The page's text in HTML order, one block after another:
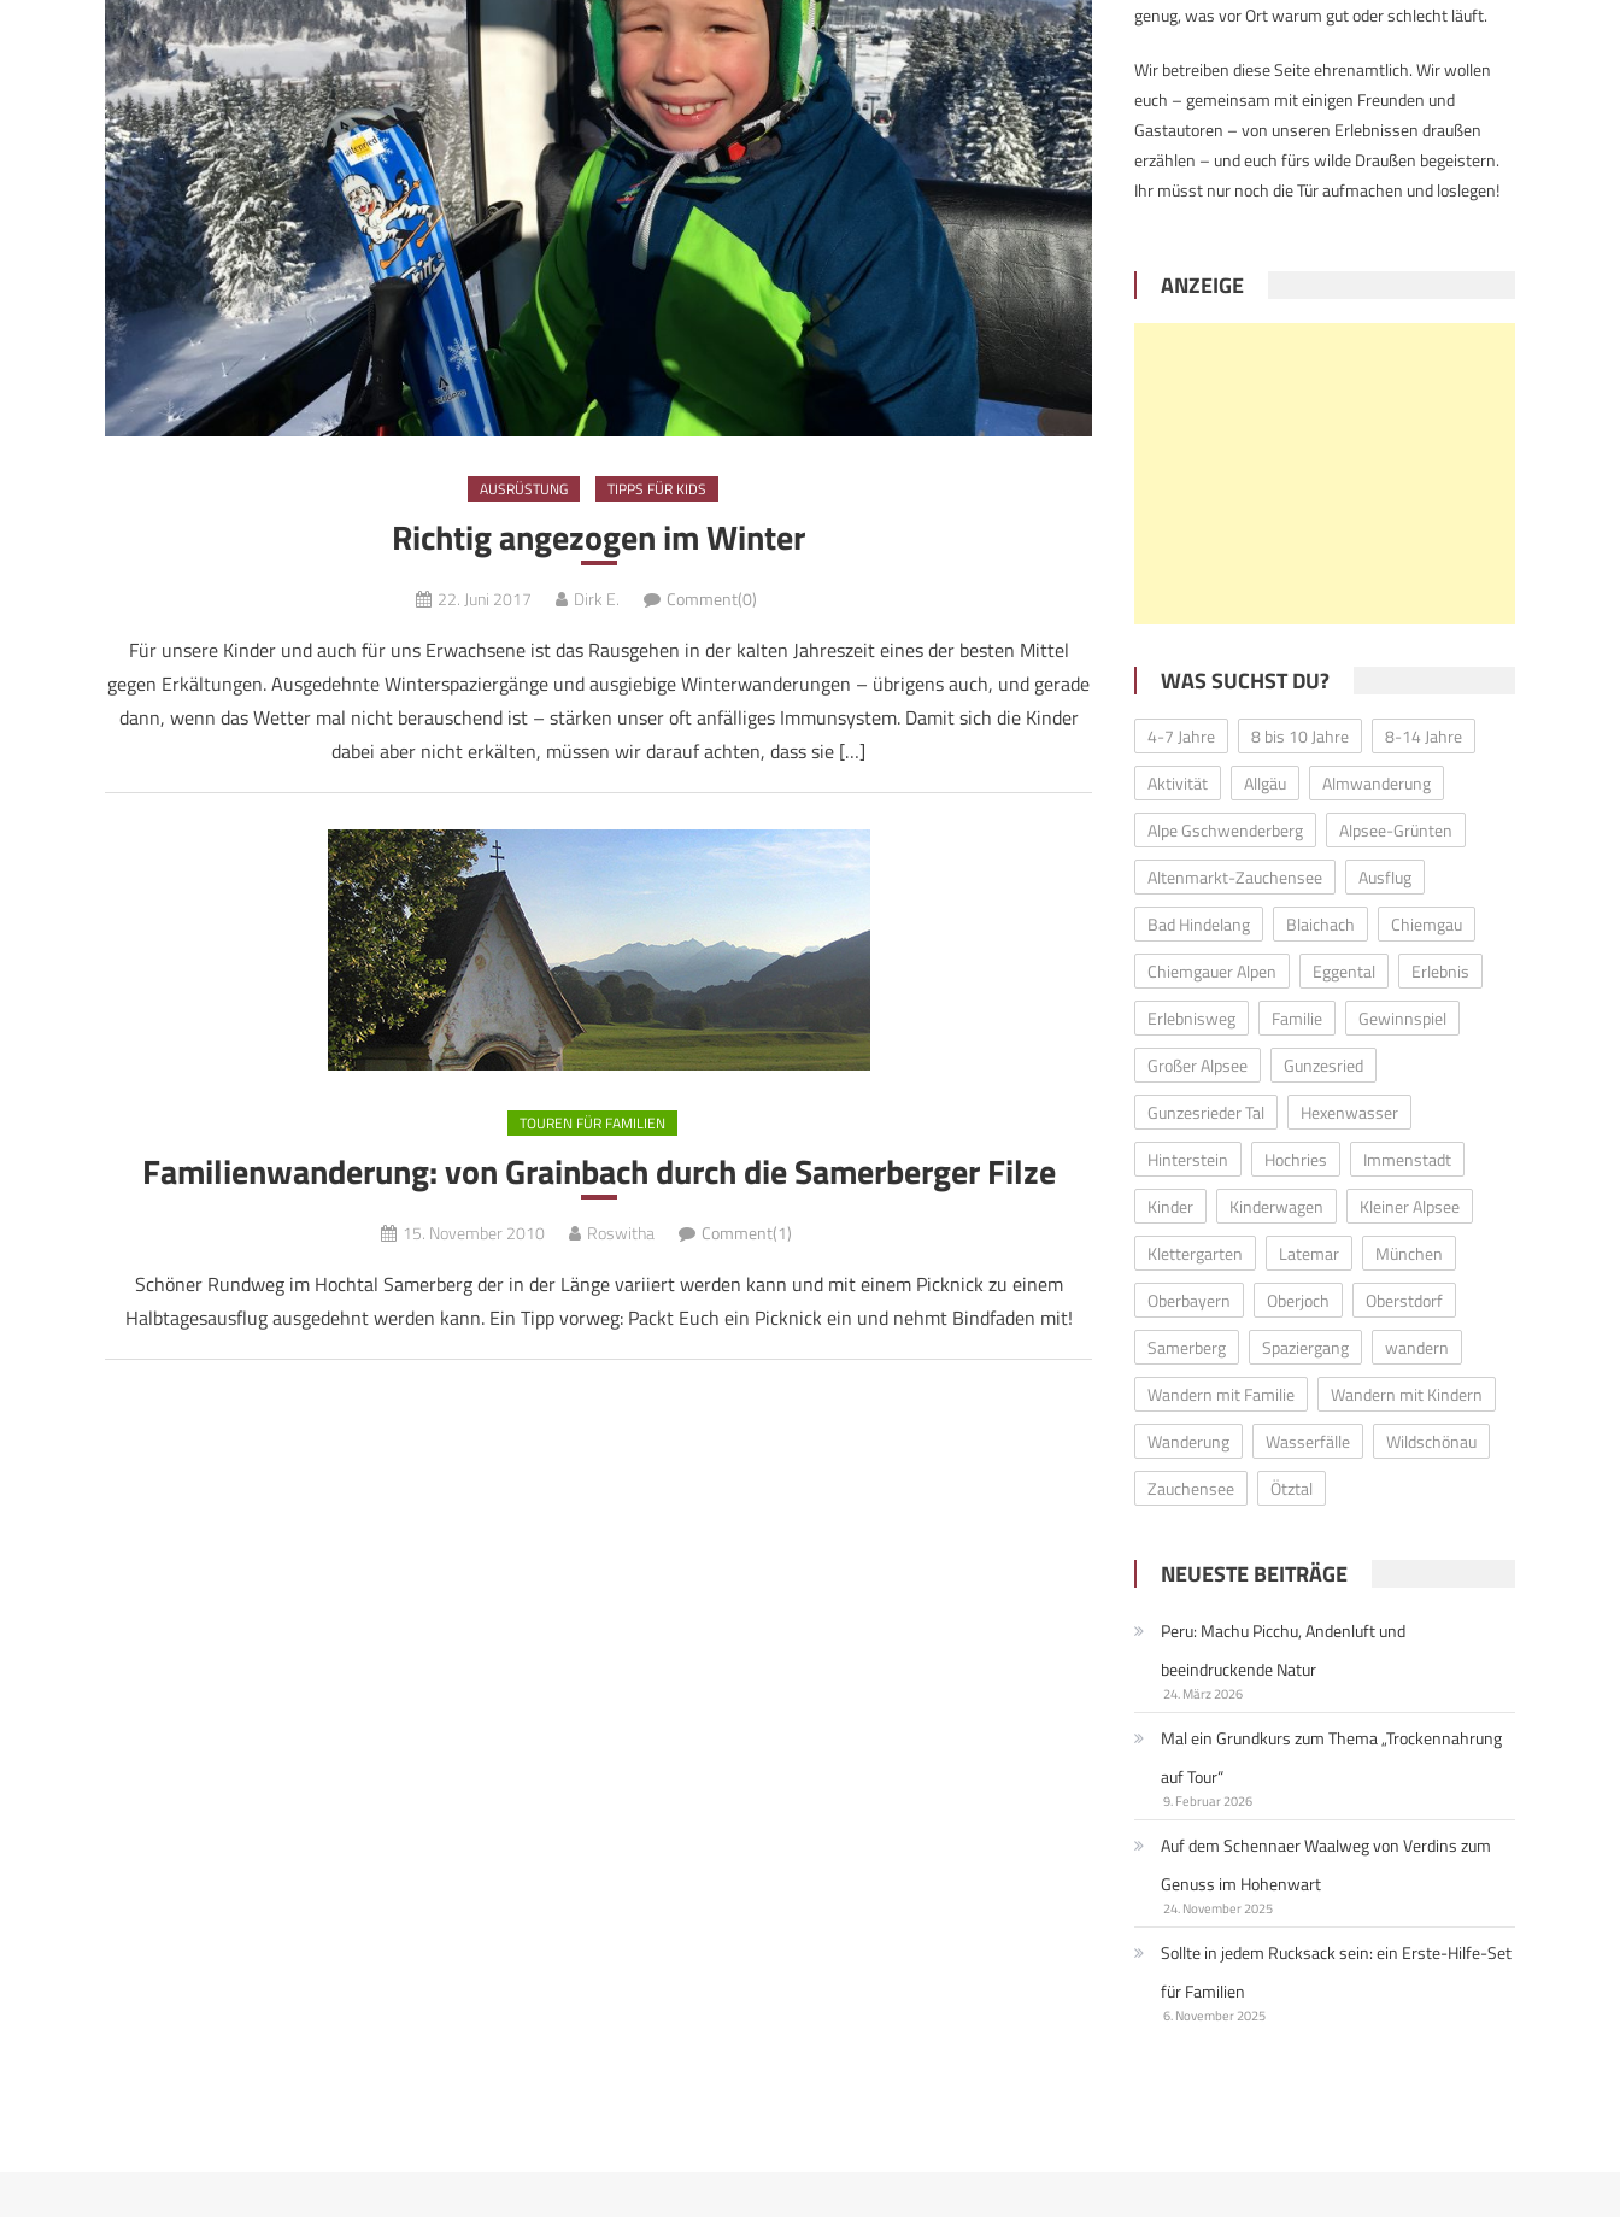
AUSRÜSTUNG TIPPS FÜR KIDS
Richtig angezogen im Winter
22. Juni 2017 Dirk E. Comment(0)
Für unsere Kinder und auch für uns Erwachsene ist das Rausgehen in der kalten Jahreszeit eines der besten Mittel
gegen Erkältungen. Ausgedehnte Winterspaziergänge und ausgiebige Winterwanderungen – übrigens auch, und gerade
dann, wenn das Wetter mal nicht berauschend ist – stärken unser oft anfälliges Immunsystem. Damit sich die Kinder
dabei aber nicht erkälten, müssen wir darauf achten, dass sie […]
TOUREN FÜR FAMILIEN
Familienwanderung: von Grainbach durch die Samerberger Filze
15. November 2010 Roswitha Comment(1)
Schöner Rundweg im Hochtal Samerberg der in der Länge variiert werden kann und mit einem Picknick zu einem
Halbtagesausflug ausgedehnt werden kann. Ein Tipp vorweg: Packt Euch ein Picknick ein und nehmt Bindfaden mit!
genug, was vor Ort warum gut oder schlecht läuft.
Wir betreiben diese Seite ehrenamtlich. Wir wollen
euch – gemeinsam mit einigen Freunden und
Gastautoren – von unseren Erlebnissen draußen
erzählen – und euch fürs wilde Draußen begeistern.
Ihr müsst nur noch die Tür aufmachen und loslegen!
ANZEIGE
WAS SUCHST DU?
4-7 Jahre 8 bis 10 Jahre
8-14 Jahre
Aktivität
Allgäu
Almwanderung
Alpe Gschwenderberg
Alpsee-Grünten
Altenmarkt-Zauchensee
Ausflug
Bad Hindelang
Blaichach
Chiemgau
Chiemgauer Alpen
Eggental
Erlebnis
Erlebnisweg
Familie
Gewinnspiel
Großer Alpsee
Gunzesried
Gunzesrieder Tal
Hexenwasser
Hinterstein
Hochries
Immenstadt
Kinder
Kinderwagen
Kleiner Alpsee
Klettergarten
Latemar
München
Oberbayern
Oberjoch
Oberstdorf
Samerberg
Spaziergang
wandern
Wandern mit Familie
Wandern mit Kindern
Wanderung
Wasserfälle
Wildschönau
Zauchensee
Ötztal
NEUESTE BEITRÄGE
Peru: Machu Picchu, Andenluft und
beeindruckende Natur
24. März 2026
Mal ein Grundkurs zum Thema „Trockennahrung
auf Tour“
9. Februar 2026
Auf dem Schennaer Waalweg von Verdins zum
Genuss im Hohenwart
24. November 2025
Sollte in jedem Rucksack sein: ein Erste-Hilfe-Set
für Familien
6. November 2025